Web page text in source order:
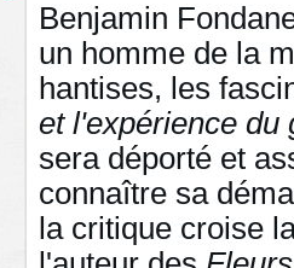
Benjamin
un homme de la
hantises, les
et l'expérience du
sera déporté et
connaître sa
la critique croise